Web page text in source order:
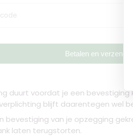
Betalen en verzenden
duurt voordat je een bevestiging
blijft daarentegen wel
bevestiging van je opzegging
laten terugstorten.